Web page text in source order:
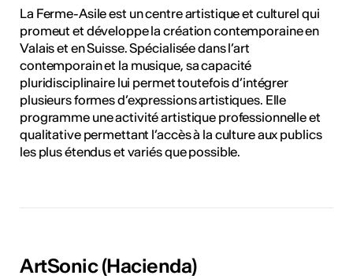
La Ferme-Asile est un centre artistique et culturel qui
promeut et développe la création contemporaine en
Valais et en Suisse. Spécialisée dans l’art
contemporain et la musique, sa capacité
pluridisciplinaire lui permet toutefois d’intégrer
plusieurs formes d’expressions artistiques. Elle
programme une activité artistique professionnelle et
qualitative permettant l’accès à la culture aux publics
les plus étendus et variés que possible.
ArtSonic (Hacienda)